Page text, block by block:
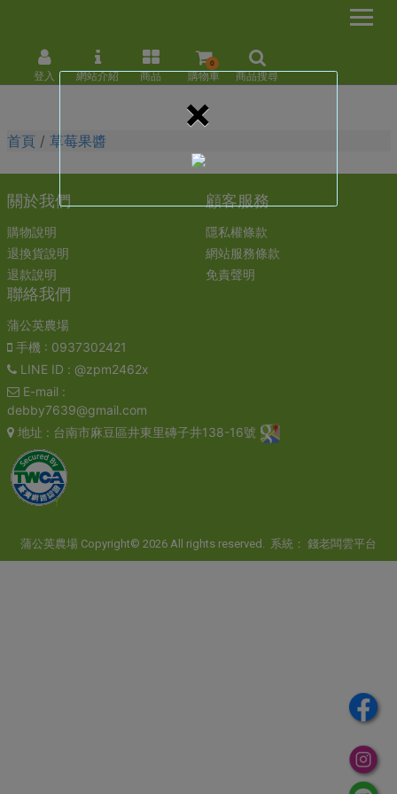
登入 網站介紹 商品 購物車
0
商品搜尋
首頁 草莓果醬
關於我們
購物說明
退換貨說明
退款說明
顧客服務
隱私權條款
網站服務條款
免責聲明
聯絡我們
蒲公英農場
手機 : 0937302421
LINE ID : @zpm2462x
E-mail :
debby7639@gmail.com
地址 : 台南市麻豆區井東里磚子井138-16號
蒲公英農場 Copyright© 2026 All rights reserved. 系統： 錢老闆雲平台
×